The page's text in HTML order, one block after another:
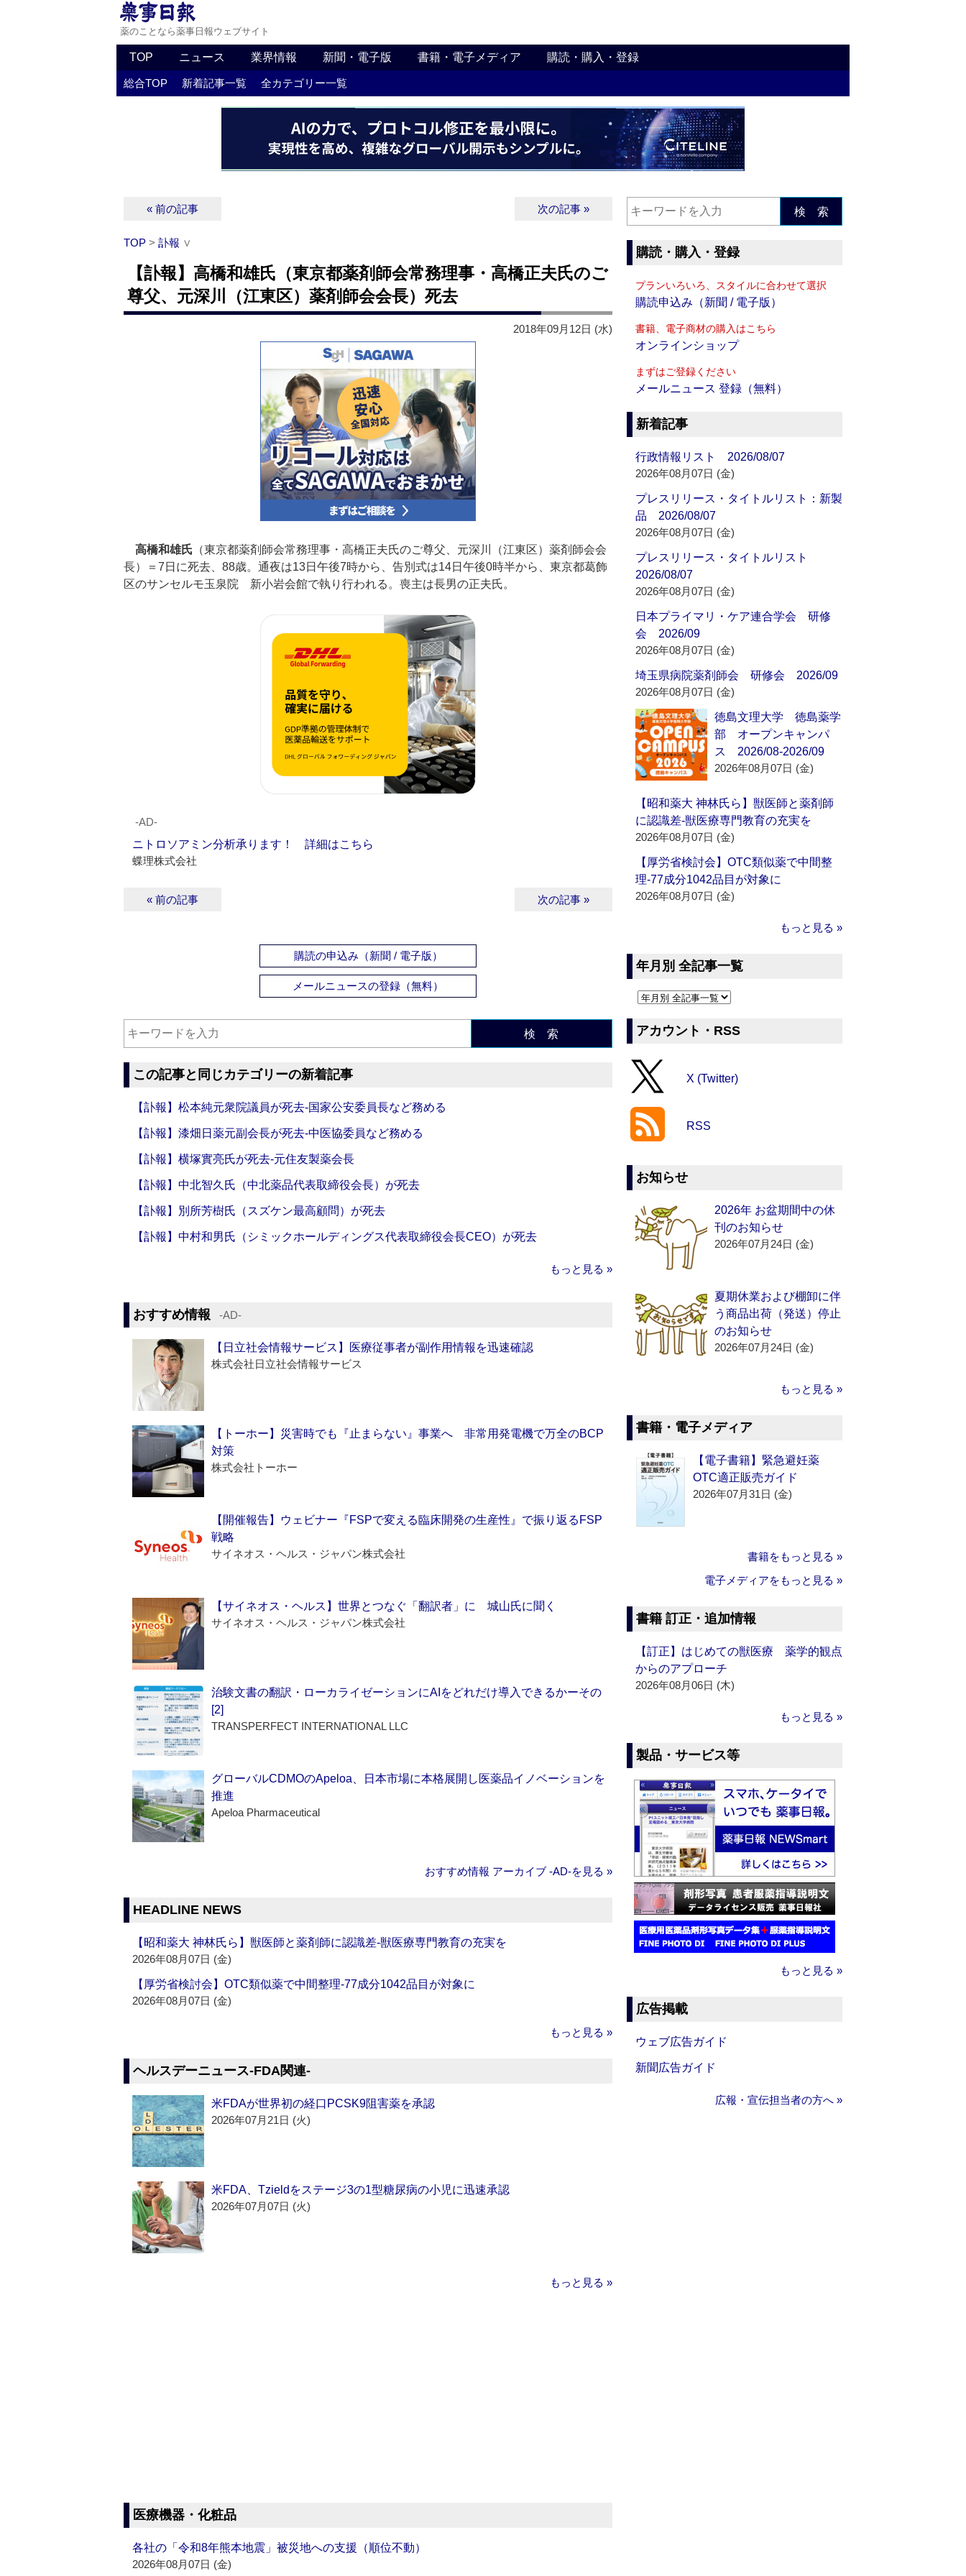
薬のことなら薬事日報ウェブサイト
TOP ニュース 業界情報 新聞・電子版 書籍・電子メディア 購読・購入・登録
総合TOP 新着記事一覧 全カテゴリー一覧
« 前の記事 次の記事 »
TOP > 訃報 ∨
【訃報】高橋和雄氏（東京都薬剤師会常務理事・高橋正夫氏のご
尊父、元深川（江東区）薬剤師会会長）死去
2018年09月12日 (水)
高橋和雄氏 （東京都薬剤師会常務理事・高橋正夫氏のご尊父、元深川（江東区）薬剤師会会
長）＝7日に死去、88歳。通夜は13日午後7時から、告別式は14日午後0時半から、東京都葛飾
区のサンセルモ玉泉院 新小岩会館で執り行われる。喪主は長男の正夫氏。
‐AD‐
ニトロソアミン分析承ります！ 詳細はこちら
蝶理株式会社
« 前の記事 次の記事 »
購読の申込み（新聞 / 電子版）
メールニュースの登録（無料）
検 索
この記事と同じカテゴリーの新着記事
【訃報】松本純元衆院議員が死去‐国家公安委員長など務める
【訃報】漆畑日薬元副会長が死去‐中医協委員など務める
【訃報】横塚實亮氏が死去‐元住友製薬会長
【訃報】中北智久氏（中北薬品代表取締役会長）が死去
【訃報】別所芳樹氏（スズケン最高顧問）が死去
【訃報】中村和男氏（シミックホールディングス代表取締役会長CEO）が死去
もっと見る »
おすすめ情報 ‐AD‐
【日立社会情報サービス】医療従事者が副作用情報を迅速確認
株式会社日立社会情報サービス
【トーホー】災害時でも『止まらない』事業へ 非常用発電機で万全のBCP
対策
株式会社トーホー
【開催報告】ウェビナー『FSPで変える臨床開発の生産性』で振り返るFSP
戦略
サイネオス・ヘルス・ジャパン株式会社
【サイネオス・ヘルス】世界とつなぐ「翻訳者」に 城山氏に聞く
サイネオス・ヘルス・ジャパン株式会社
治験文書の翻訳・ローカライゼーションにAIをどれだけ導入できるかーその
[2]
TRANSPERFECT INTERNATIONAL LLC
グローバルCDMOのApeloa、日本市場に本格展開し医薬品イノベーションを
推進
Apeloa Pharmaceutical
おすすめ情報 アーカイブ ‐AD‐を見る »
HEADLINE NEWS
【昭和薬大 神林氏ら】獣医師と薬剤師に認識差‐獣医療専門教育の充実を
2026年08月07日 (金)
【厚労省検討会】OTC類似薬で中間整理‐77成分1042品目が対象に
2026年08月07日 (金)
もっと見る »
ヘルスデーニュース‐FDA関連‐
米FDAが世界初の経口PCSK9阻害薬を承認
2026年07月21日 (火)
米FDA、Tzieldをステージ3の1型糖尿病の小児に迅速承認
2026年07月07日 (火)
もっと見る »
医療機器・化粧品
各社の「令和8年熊本地震」被災地への支援（順位不動）
2026年08月07日 (金)
検 索
購読・購入・登録
プランいろいろ、スタイルに合わせて選択
購読申込み（新聞 / 電子版）
書籍、電子商材の購入はこちら
オンラインショップ
まずはご登録ください
メールニュース 登録（無料）
新着記事
行政情報リスト 2026/08/07
2026年08月07日 (金)
プレスリリース・タイトルリスト：新製
品 2026/08/07
2026年08月07日 (金)
プレスリリース・タイトルリスト
2026/08/07
2026年08月07日 (金)
日本プライマリ・ケア連合学会 研修
会 2026/09
2026年08月07日 (金)
埼玉県病院薬剤師会 研修会 2026/09
2026年08月07日 (金)
徳島文理大学 徳島薬学
部 オープンキャンパ
ス 2026/08-2026/09
2026年08月07日 (金)
【昭和薬大 神林氏ら】獣医師と薬剤師
に認識差‐獣医療専門教育の充実を
2026年08月07日 (金)
【厚労省検討会】OTC類似薬で中間整
理‐77成分1042品目が対象に
2026年08月07日 (金)
もっと見る »
年月別 全記事一覧
アカウント・RSS
X (Twitter)
RSS
お知らせ
2026年 お盆期間中の休
刊のお知らせ
2026年07月24日 (金)
夏期休業および棚卸に伴
う商品出荷（発送）停止
のお知らせ
2026年07月24日 (金)
もっと見る »
書籍・電子メディア
【電子書籍】緊急避妊薬
OTC適正販売ガイド
2026年07月31日 (金)
書籍をもっと見る »
電子メディアをもっと見る »
書籍 訂正・追加情報
【訂正】はじめての獣医療 薬学的観点
からのアプローチ
2026年08月06日 (木)
もっと見る »
製品・サービス等
もっと見る »
広告掲載
ウェブ広告ガイド
新聞広告ガイド
広報・宣伝担当者の方へ »